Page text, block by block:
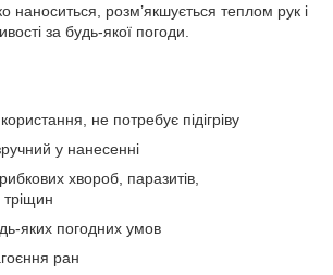
наноситься, розм’якшується теплом рук і
за будь-якої погоди.
не потребує підігріву
у нанесенні
хвороб, паразитів,
яких погодних умов
ран